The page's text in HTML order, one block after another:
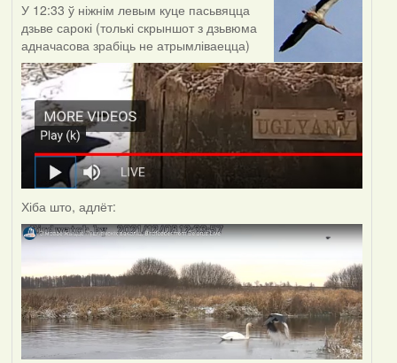
У 12:33 ў ніжнім левым куце пасьвяцца
дзьве сарокі (толькі скрыншот з дзьвюма
адначасова зрабіць не атрымліваецца)
Хіба што, адлёт: